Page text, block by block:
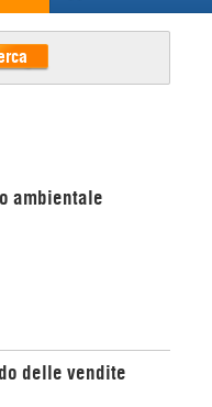
ambientale
delle vendite